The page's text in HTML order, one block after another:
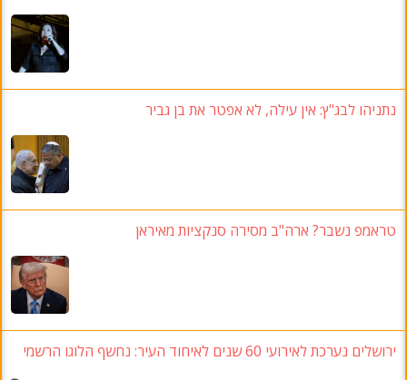
נתניהו לבג"ץ: אין עילה, לא אפטר את בן גביר
טראמפ נשבר? ארה"ב מסירה סנקציות מאיראן
ירושלים נערכת לאירועי